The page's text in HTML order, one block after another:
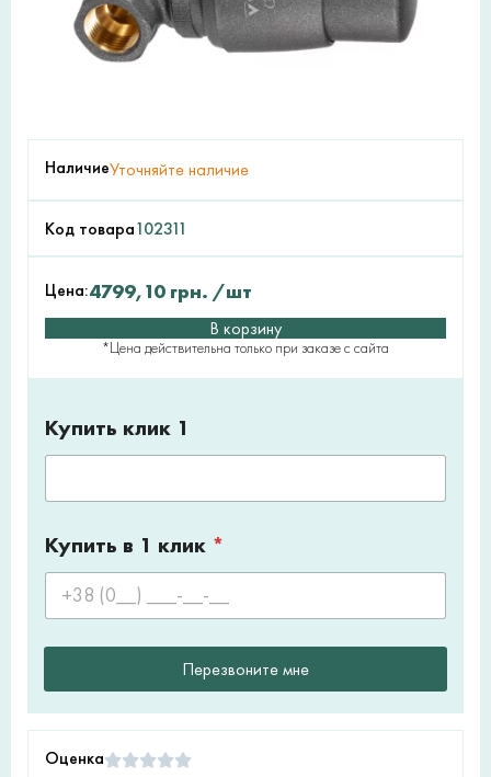
НаличиеУточняйте наличие
Код товара102311
Цена:4799,10 грн. /шт
В корзину
*Цена действительна только при заказе с сайта
Купить клик 1
Купить в 1 клик *
Перезвоните мне
Оценка